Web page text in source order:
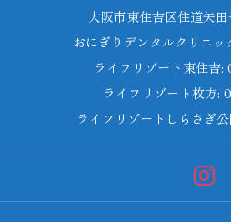
大阪市東住吉区住道矢
おにぎりデンタルクリニ
ライフリゾート東住吉
ライフリゾート枚方:
ライフリゾートしらさぎ